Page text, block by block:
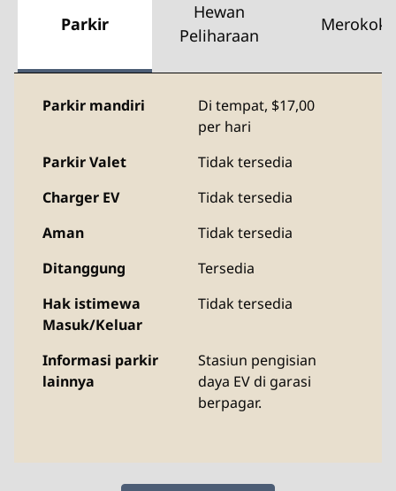
Parkir
Hewan
Peliharaan
Merokok
Parkir mandiri Di tempat, $17,00
per hari
Parkir Valet
Tidak tersedia
Charger EV
Tidak tersedia
Aman
Tidak tersedia
Ditanggung
Tersedia
Hak istimewa
Masuk/Keluar
Tidak tersedia
Informasi parkir
lainnya
Stasiun pengisian
daya EV di garasi
berpagar.